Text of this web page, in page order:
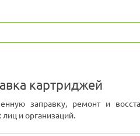
картриджей
заправку, ремонт и
и организаций.